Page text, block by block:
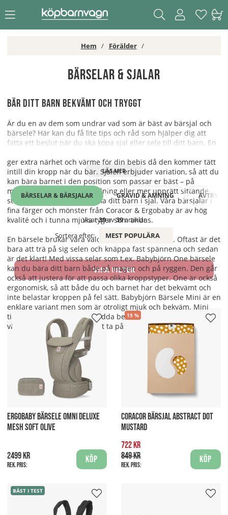
Hem Förälder
Bärselar & Sjalar
Bär ditt barn bekvämt och tryggt
Är du en av dem som undrar vad som är bäst av bärsjal och
bärsele? Här kan du få lite tips och råd som hjälper dig att
fatta ett beslut när du ska köpa sjal eller sele till ditt barn. En
ger extra närhet och värme för din bebis då den kommer tätt
intill din kropp när du bär. Sjalen erbjuder variation, så att du
kan bära barnet i den position som passar er bäst – på
magen, ryggen, vilande ställning eller mer upprätt sittande
ställning. Du kan även amma ditt barn i sjal. Våra bärsjalar i
fina färger och mönster från Coracor & Ergobaby är av hög
kvalité och i tunna mjuka tyger som andas.
En bärsele brukar vara väldigt enkel att använda. Oftast är det
bara att trä på sig selen och knäppa fast spännena och sedan
är det klart! Med vissa selar som t.ex. Babybjörn One bärsele
kan du bära ditt barn både på magen och på ryggen. Den går
också att justera för att passa olika kroppstyper. One är också
ergonomisk, så att både du och barnet har det bekvämt och
inte belastar kroppen på fel sätt. Babybjörn Bärsele Mini är en
enklare variant men som är otroligt mjuk och bekväm. Mini
tillåter dig att bära din nyfödda bebis på magen, och den går
väldigt snabbt och enkelt att ta på sig.
BÄRSELAR & BÄRSJALAR GRAVID & AMNING
Visar39av39artiklar
Sortera efter:
MEST POPULÄRA
VISA FILTER
ERGOBABY BÄRSELE OMNI DELUXE
MESH SOFT OLIVE
2499 kr
Rek. pris:
Köp
15
CORACOR BÄRSJAL ABSTRACT DOT
MUSTARD
722 kr
849 kr
Rek. pris:
Köp
BÄST I TEST